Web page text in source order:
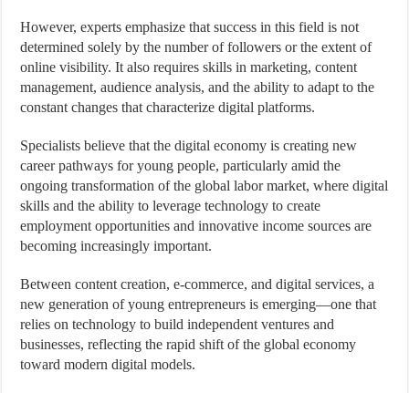
However, experts emphasize that success in this field is not
determined solely by the number of followers or the extent of
online visibility. It also requires skills in marketing, content
management, audience analysis, and the ability to adapt to the
constant changes that characterize digital platforms.
Specialists believe that the digital economy is creating new
career pathways for young people, particularly amid the
ongoing transformation of the global labor market, where digital
skills and the ability to leverage technology to create
employment opportunities and innovative income sources are
becoming increasingly important.
Between content creation, e-commerce, and digital services, a
new generation of young entrepreneurs is emerging—one that
relies on technology to build independent ventures and
businesses, reflecting the rapid shift of the global economy
toward modern digital models.